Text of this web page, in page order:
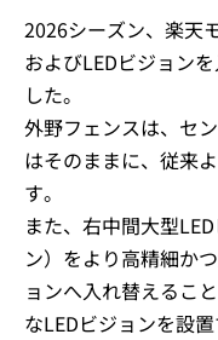
2026シーズン、楽天
およびLEDビジョン
した。
外野フェンスは、セ
はそのままに、従来
す。
また、右中間大型
ン）をより高精細か
ョンへ入れ替えるこ
なLEDビジョンを設